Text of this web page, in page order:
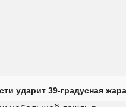
ударит 39-градусная жара